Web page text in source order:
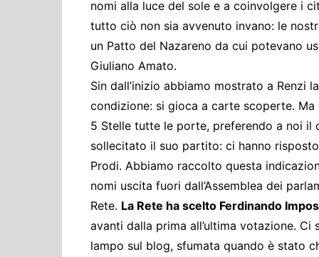
nomi alla luce del sole e a coinvolgere i
tutto ciò non sia avvenuto invano: le
un Patto del Nazareno da cui potevano
Giuliano Amato.
Sin dall’inizio abbiamo mostrato a Renzi
condizione: si gioca a carte scoperte.
5 Stelle tutte le porte, preferendo a noi il
sollecitato il suo partito: ci hanno
Prodi. Abbiamo raccolto questa
nomi uscita fuori dall’Assemblea dei
Rete. La Rete ha scelto Ferdinando
avanti dalla prima all’ultima votazione.
lampo sul blog, sfumata quando è stato